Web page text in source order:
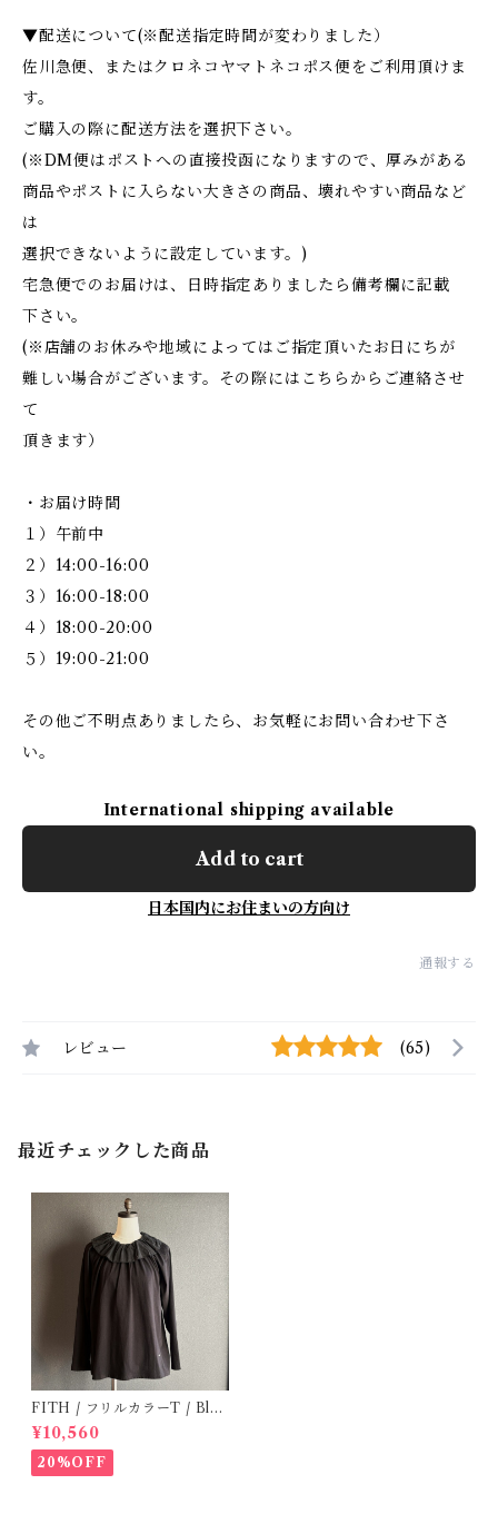
▼配送について(※配送指定時間が変わりました）
佐川急便、またはクロネコヤマトネコポス便をご利用頂けま
す。
ご購入の際に配送方法を選択下さい。
(※DM便はポストへの直接投函になりますので、厚みがある
商品やポストに入らない大きさの商品、壊れやすい商品など
は
選択できないように設定しています。)
宅急便でのお届けは、日時指定ありましたら備考欄に記載
下さい。
(※店舗のお休みや地域によってはご指定頂いたお日にちが
難しい場合がございます。その際にはこちらからご連絡させ
て
頂きます）
・お届け時間
１）午前中
２）14:00-16:00
３）16:00-18:00
４）18:00-20:00
５）19:00-21:00
その他ご不明点ありましたら、お気軽にお問い合わせ下さ
い。
International shipping available
Add to cart
日本国内にお住まいの方向け
通報する
レビュー (65)
最近チェックした商品
FITH / フリルカラーT / Blac
k ( 1,2 )
¥10,560
20%OFF